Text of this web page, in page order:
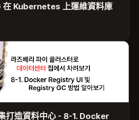
Kubernetes 上運維資料庫
打造資料中心 - 8-1. Docker